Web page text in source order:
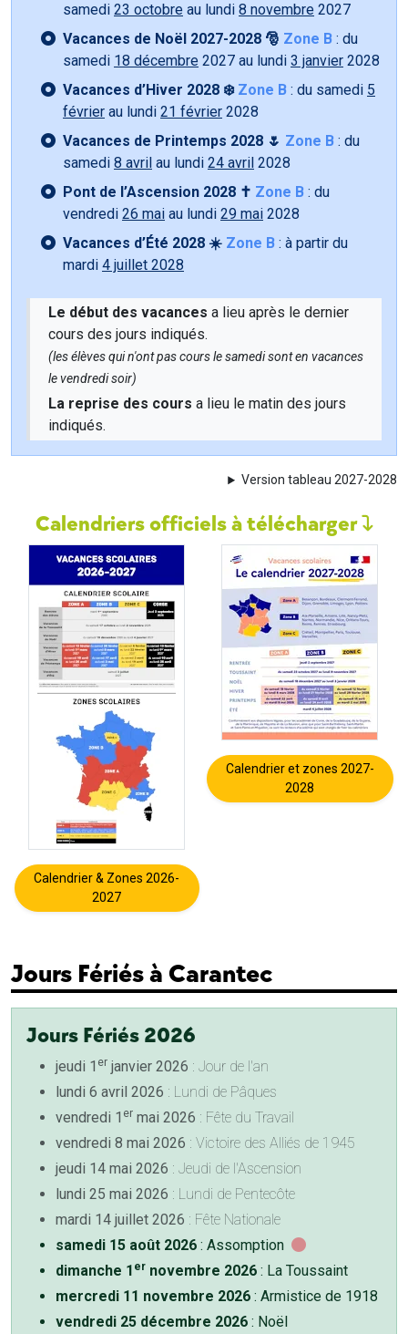
samedi 23 octobre au lundi 8 novembre 2027
Vacances de Noël 2027-2028 🎅 Zone B : du
samedi 18 décembre 2027 au lundi 3 janvier 2028
Vacances d’Hiver 2028 ❄️ Zone B : du samedi 5
février au lundi 21 février 2028
Vacances de Printemps 2028 🌷 Zone B : du
samedi 8 avril au lundi 24 avril 2028
Pont de l’Ascension 2028 ✝️ Zone B : du
vendredi 26 mai au lundi 29 mai 2028
Vacances d’Été 2028 ☀️ Zone B : à partir du
mardi 4 juillet 2028
Le début des vacances a lieu après le dernier
cours des jours indiqués.
(les élèves qui n'ont pas cours le samedi sont en vacances
le vendredi soir)
La reprise des cours a lieu le matin des jours
indiqués.
Version tableau 2027-2028
Calendriers officiels à télécharger
Calendrier & Zones 2026-
2027
Calendrier et zones 2027-
2028
Jours Fériés à Carantec
Jours Fériés 2026
jeudi 1 er janvier 2026 : Jour de l'an
lundi 6 avril 2026 : Lundi de Pâques
vendredi 1 er mai 2026 : Fête du Travail
vendredi 8 mai 2026 : Victoire des Alliés de 1945
jeudi 14 mai 2026 : Jeudi de l'Ascension
lundi 25 mai 2026 : Lundi de Pentecôte
mardi 14 juillet 2026 : Fête Nationale
samedi 15 août 2026 : Assomption
dimanche 1 er novembre 2026 : La Toussaint
mercredi 11 novembre 2026 : Armistice de 1918
vendredi 25 décembre 2026 : Noël